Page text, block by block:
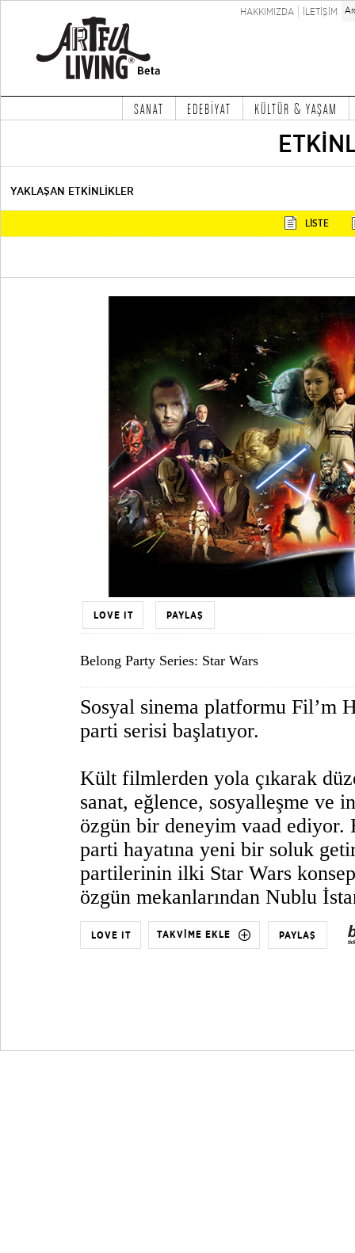
HAKKIMIZDA İLETİŞİM
SANAT EDEBİYAT KÜLTÜR & YAŞAM
YAKLAŞAN ETKİNLİKLER
LİSTE
LOVE IT PAYLAŞ
Belong Party Series: Star Wars
Sosyal sinema platformu Fil’m
parti serisi başlatıyor.
Kült filmlerden yola çıkarak
sanat, eğlence, sosyalleşme ve
özgün bir deneyim vaad ediyor.
parti hayatına yeni bir soluk
partilerinin ilki Star Wars
özgün mekanlarından Nublu
LOVE IT TAKVİME EKLE PAYLAŞ